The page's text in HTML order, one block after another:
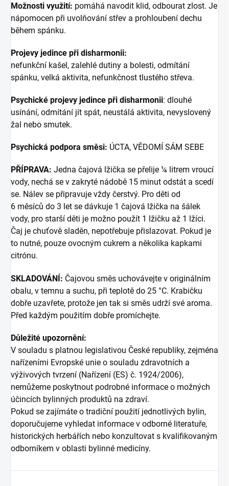
Možnosti využití: pomáhá navodit klid, odbourat zlost. Je
nápomocen při uvolňování střev a prohloubení dechu
během spánku.
Projevy jedince při disharmonii:
nefunkční kašel, zalehlé dutiny a bolesti, odmítání
spánku, velká aktivita, nefunkčnost tlustého střeva.
Psychické projevy jedince při disharmonii: dlouhé
usínání, odmítání jít spát, neustálá aktivita, nevyslovený
žal nebo smutek.
Psychická podpora směsi: ÚCTA, VĚDOMÍ SÁM SEBE
PŘÍPRAVA: Jedna čajová lžička se přelije ¼ litrem vroucí
vody, nechá se v zakryté nádobě 15 minut odstát a scedí
se. Nálev se připravuje vždy čerstvý. Pro děti od
6 měsíců do 3 let se dávkuje 1 čajová lžička na šálek
vody, pro starší děti je možno použít 1 lžičku až 1 lžíci.
Čaj je chuťově sladěn, nepotřebuje přislazovat. Pokud je
to nutné, pouze ovocným cukrem a několika kapkami
citrónu.
SKLADOVÁNÍ: Čajovou směs uchovávejte v originálním
obalu, v temnu a suchu, při teplotě do 25 °C. Krabičku
dobře uzavřete, protože jen tak si směs udrží své aroma.
Před každým použitím dobře promíchejte.
Důležité upozornění:
V souladu s platnou legislativou České republiky, zejména
nařízeními Evropské unie o souladu zdravotních a
výživových tvrzení (Nařízení (ES) č. 1924/2006),
nemůžeme poskytnout podrobné informace o možných
účincích bylinných produktů na zdraví.
Pokud se zajímáte o tradiční použití jednotlivých bylin,
doporučujeme vyhledat informace v odborné literatuře,
historických herbářích nebo konzultovat s kvalifikovaným
odborníkem v oblasti bylinné medicíny.